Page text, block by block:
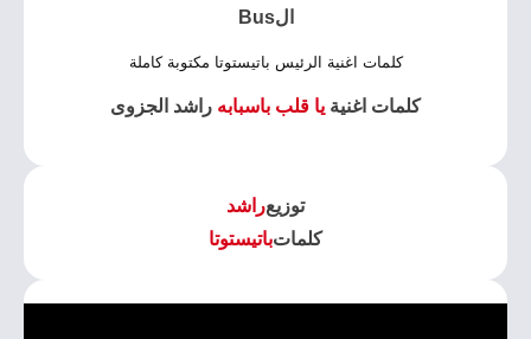
الBus
كلمات اغنية الرئيس باتيستوتا مكتوبة كاملة
كلمات اغنية يا قلب باسبابه راشد الجزوى
توزيعراشد
كلماتباتيستوتا